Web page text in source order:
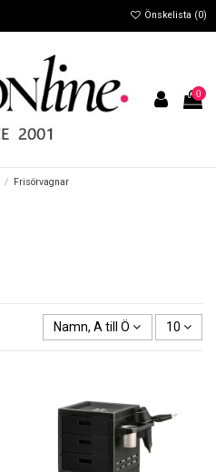
Önskelista (0)
0
Frisörvagnar
Namn, A till Ö 10